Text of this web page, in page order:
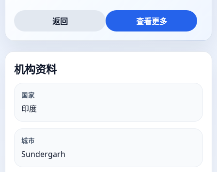
返回 查看更多
机构资料
国家
印度
城市
Sundergarh